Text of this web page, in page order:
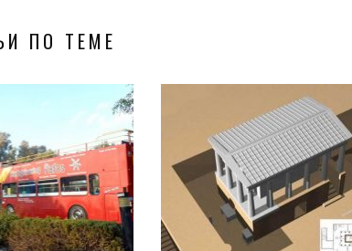
ПО ТЕМЕ